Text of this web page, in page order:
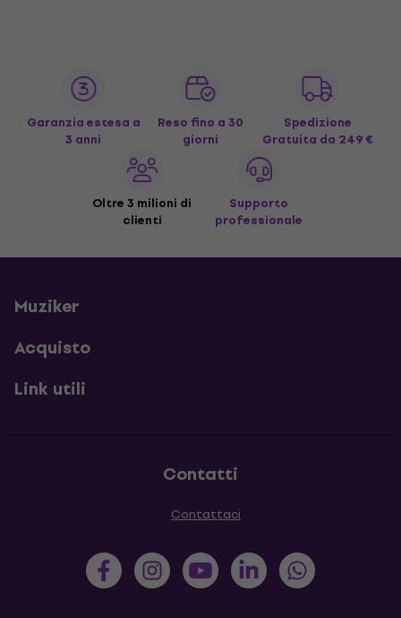
Garanzia estesa a
3 anni
Reso fino a 30
giorni
Spedizione
Gratuita da 249 €
Oltre 3 milioni di
clienti
Supporto
professionale
Muziker
Acquisto
Link utili
Contatti
Contattaci